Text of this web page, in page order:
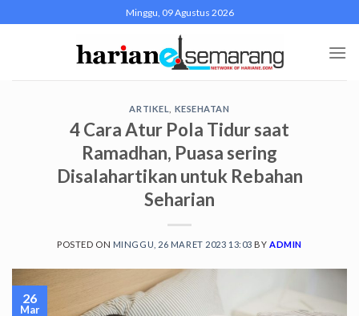
to
Minggu, 09 Agustus 2026
ARTIKEL KESEHATAN
4 Cara Atur Pola Tidur saat
Ramadhan, Puasa sering
Disalahartikan untuk Rebahan
Seharian
POSTED ON MINGGU, 26 MARET 2023 13:03 BY ADMIN
26
Mar